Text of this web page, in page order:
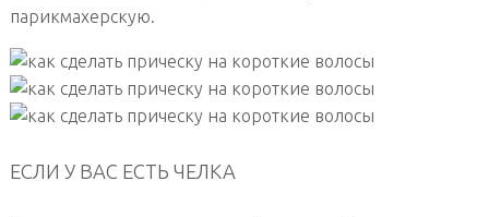
парикмахерскую.
ЕСЛИ У ВАС ЕСТЬ ЧЕЛКА